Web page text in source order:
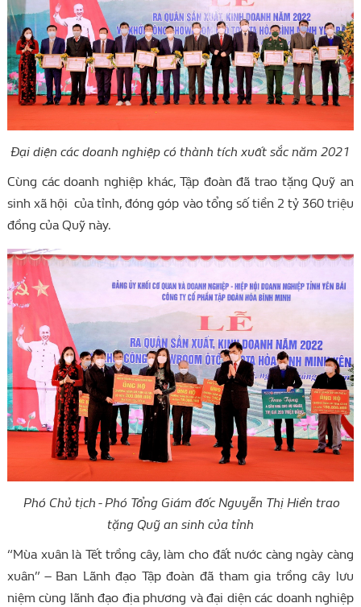
Đại diện cácdoanh nghiệp có thành tích xuất sắc năm 2021
Cùng các doanh nghiệp khác, Tập đoàn đã trao tặng Quỹ an
sinh xã hội của tỉnh, đóng góp vào tổng số tiền 2 tỷ 360 triệu
đồng của Quỹ này.
Phó Chủ tịch - Phó Tổng Giám đốc Nguyễn Thị Hiền trao
tặng Quỹ an sinh của tỉnh
“Mùa xuân là Tết trồng cây, làm cho đất nước càng ngày càng
xuân” – Ban Lãnh đạo Tập đoàn đã tham gia trồng cây lưu
niệm cùng lãnh đạo địa phương và đại diện các doanh nghiệp